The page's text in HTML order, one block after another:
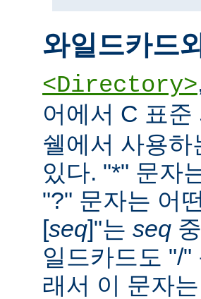
와일드카드
<Directory>
어에서 C 표
쉘에서 사용
있다. "*" 문자
"?" 문자는 어
[seq]"는 seq
일드카드도 "/
래서 이 문자